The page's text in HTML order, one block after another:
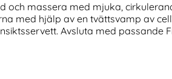
och massera med mjuka,
med hjälp av en tvättsvamp av
Avsluta med passande